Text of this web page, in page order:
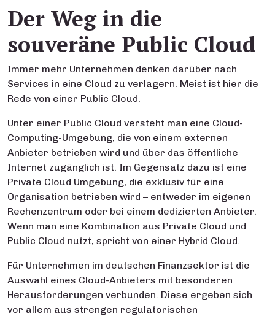
Der Weg in die
souveräne Public Cloud
Immer mehr Unternehmen denken darüber nach
Services in eine Cloud zu verlagern. Meist ist hier die
Rede von einer Public Cloud.
Unter einer Public Cloud versteht man eine Cloud-
Computing-Umgebung, die von einem externen
Anbieter betrieben wird und über das öffentliche
Internet zugänglich ist. Im Gegensatz dazu ist eine
Private Cloud Umgebung, die exklusiv für eine
Organisation betrieben wird – entweder im eigenen
Rechenzentrum oder bei einem dedizierten Anbieter.
Wenn man eine Kombination aus Private Cloud und
Public Cloud nutzt, spricht von einer Hybrid Cloud.
Für Unternehmen im deutschen Finanzsektor ist die
Auswahl eines Cloud-Anbieters mit besonderen
Herausforderungen verbunden. Diese ergeben sich
vor allem aus strengen regulatorischen